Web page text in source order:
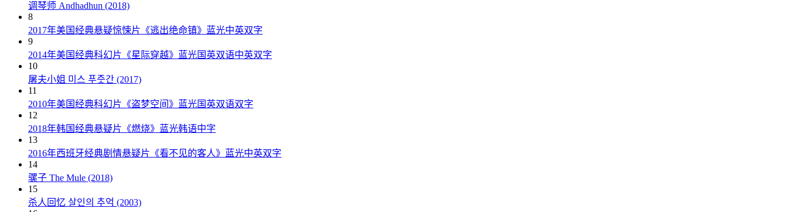
调琴师 Andhadhun (2018)
8
2017年美国经典悬疑惊悚片《逃出绝命镇》蓝光中英双字
9
2014年美国经典科幻片《星际穿越》蓝光国英双语中英双字
10
屠夫小姐 미스 푸줏간 (2017)
11
2010年美国经典科幻片《盗梦空间》蓝光国英双语双字
12
2018年韩国经典悬疑片《燃烧》蓝光韩语中字
13
2016年西班牙经典剧情悬疑片《看不见的客人》蓝光中英双字
14
骡子 The Mule (2018)
15
杀人回忆 살인의 추억 (2003)